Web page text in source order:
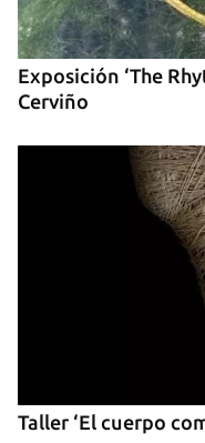
Exposición ‘The
Cerviño
Taller ‘El cuerpo